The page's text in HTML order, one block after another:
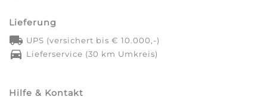
Lieferung
local_shipping UPS (versichert bis € 10.000,-)
directions_car Lieferservice (30 km Umkreis)
Hilfe & Kontakt